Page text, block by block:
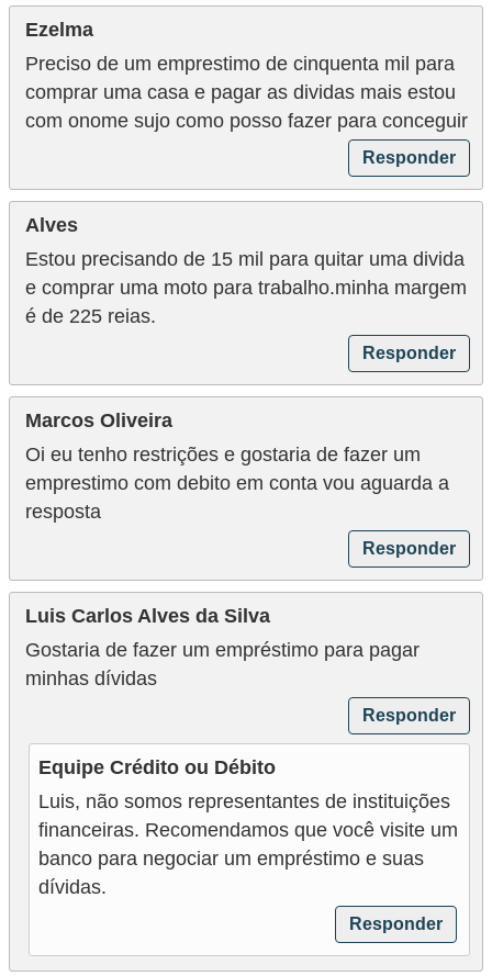
Ezelma
Preciso de um emprestimo de cinquenta mil para
comprar uma casa e pagar as dividas mais estou
com onome sujo como posso fazer para conceguir
Responder
Alves
Estou precisando de 15 mil para quitar uma divida
e comprar uma moto para trabalho.minha margem
é de 225 reias.
Responder
Marcos Oliveira
Oi eu tenho restrições e gostaria de fazer um
emprestimo com debito em conta vou aguarda a
resposta
Responder
Luis Carlos Alves da Silva
Gostaria de fazer um empréstimo para pagar
minhas dívidas
Responder
Equipe Crédito ou Débito
Luis, não somos representantes de instituições
financeiras. Recomendamos que você visite um
banco para negociar um empréstimo e suas
dívidas.
Responder
c
o
p
e
n
s
a